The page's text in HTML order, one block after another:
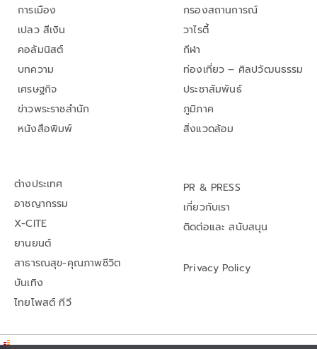
การเมือง
เปลว สีเงิน
คอลัมนิสต์
บทความ
เศรษฐกิจ
ข่าวพระราชสำนัก
หนังสือพิมพ์
กรองสถานการณ์
วาไรตี้
กีฬา
ท่องเที่ยว – ศิลปวัฒนธรรม
ประชาสัมพันธ์
ภูมิภาค
สิ่งแวดล้อม
ต่างประเทศ
อาชญากรรม
X-CITE
ยานยนต์
สาธารณสุข-คุณภาพชีวิต
บันเทิง
ไทยโพสต์ ทีวี
PR & PRESS
เกี่ยวกับเรา
ติดต่อและ สนับสนุน
Privacy Policy